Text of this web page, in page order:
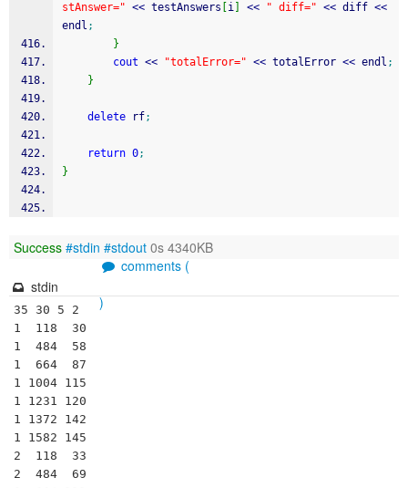
stAnswer=" << testAnswers i << " diff=" << diff <<
endl ;
}
cout << "totalError=" << totalError << endl ;
}
delete rf;
return 0;
}
Success #stdin #stdout 0s 4340KB
comments (
)
stdin
35 30 5 2
1  118  30
1  484  58
1  664  87
1 1004 115
1 1231 120
1 1372 142
1 1582 145
2  118  33
2  484  69